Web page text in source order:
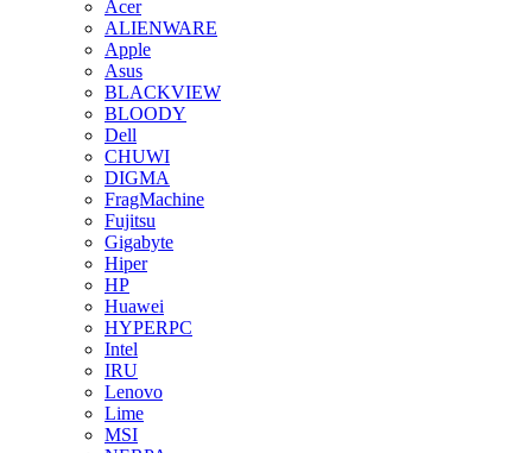
Acer
ALIENWARE
Apple
Asus
BLACKVIEW
BLOODY
Dell
CHUWI
DIGMA
FragMachine
Fujitsu
Gigabyte
Hiper
HP
Huawei
HYPERPC
Intel
IRU
Lenovo
Lime
MSI